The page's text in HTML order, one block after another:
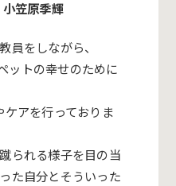
笠原季輝
員をしながら、
ットの幸せのために
アを行っておりま
られる様子を目の当
た自分とそういった